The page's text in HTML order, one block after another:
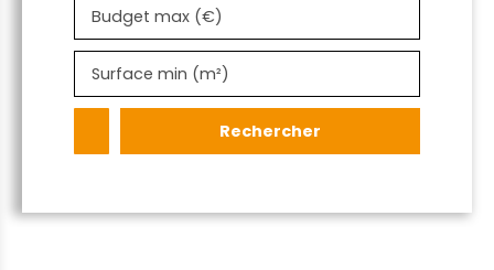
Budget max (€)
Surface min (m²)
Rechercher